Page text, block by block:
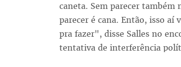
caneta. Sem parecer também
parecer é cana. Então, isso aí
pra fazer", disse Salles no
tentativa de interferência